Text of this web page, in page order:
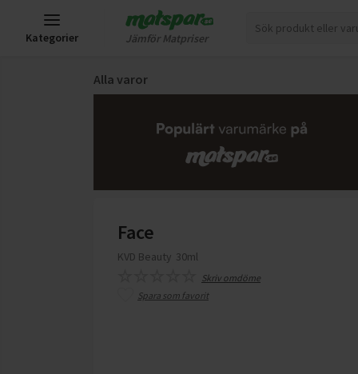
Kategorier Jämför Matpriser
Alla varor
Face
KVD Beauty 30ml
Skriv omdöme
Spara som favorit